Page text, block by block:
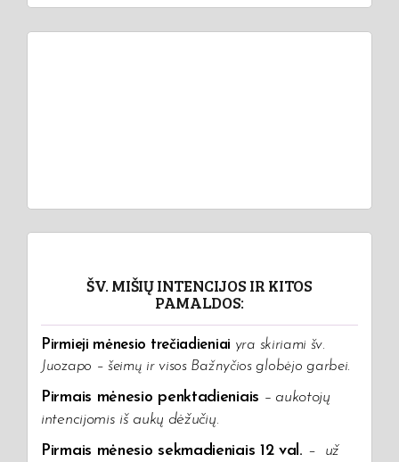
ŠV. MIŠIŲ INTENCIJOS IR KITOS
PAMALDOS:
Pirmieji mėnesio trečiadieniai yra skiriami šv.
Juozapo – šeimų ir visos Bažnyčios globėjo garbei.
Pirmais mėnesio penktadieniais – aukotojų
intencijomis iš aukų dėžučių.
Pirmais mėnesio sekmadieniais 12 val. –
už